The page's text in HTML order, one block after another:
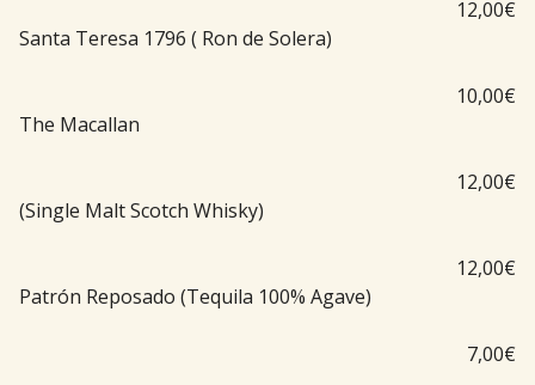
12,00€
Santa Teresa 1796 ( Ron de Solera)
10,00€
The Macallan
12,00€
(Single Malt Scotch Whisky)
12,00€
Patrón Reposado (Tequila 100% Agave)
7,00€